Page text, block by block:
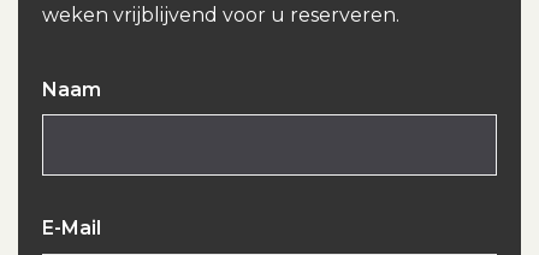
weken vrijblijvend voor u reserveren.
Naam
E-Mail